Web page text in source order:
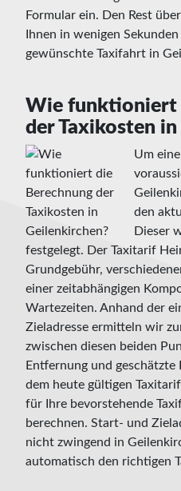
Formular ein. Den Rest
Ihnen in wenigen
gewünschte Taxifahrt in
Wie funktioniert
der Taxikosten
Um
den
Dieser
festgelegt. Der Taxitarif
Grundgebühr,
einer zeitabhängigen
Wartezeiten. Anhand der
Zieladresse ermitteln wir
zwischen diesen beiden
Entfernung und
dem heute gültigen
für Ihre bevorstehende
berechnen. Start- und
nicht zwingend in
automatisch den richtigen